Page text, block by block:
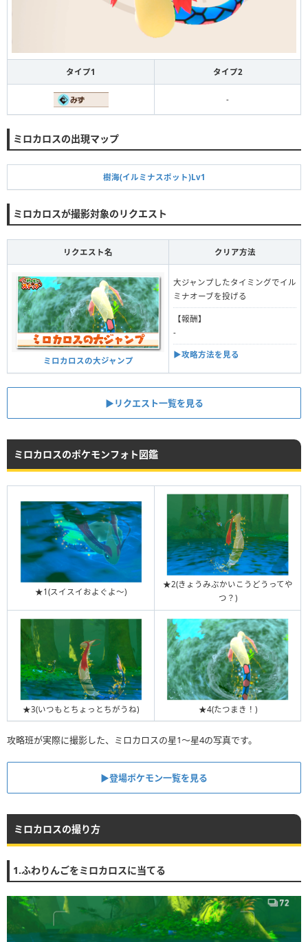
タイプ1 タイプ2
-
ミロカロスの出現マップ
樹海(イルミナスポット)Lv1
ミロカロスが撮影対象のリクエスト
リクエスト名 クリア方法
ミロカロスの大ジャンプ
大ジャンプしたタイミングでイル
ミナオーブを投げる
【報酬】
-
▶︎攻略方法を見る
▶︎リクエスト一覧を見る
ミロカロスのポケモンフォト図鑑
★1(スイスイおよぐよ〜)
★2(きょうみぶかいこうどうってや
つ？)
★3(いつもとちょっとちがうね) ★4(たつまき！)
攻略班が実際に撮影した、ミロカロスの星1〜星4の写真です。
▶︎登場ポケモン一覧を見る
ミロカロスの撮り方
1.ふわりんごをミロカロスに当てる